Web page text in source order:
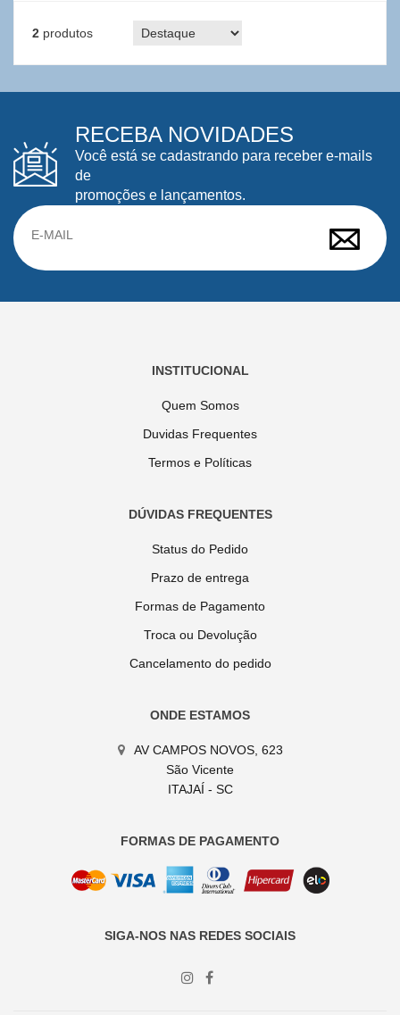
2 produtos
RECEBA NOVIDADES
Você está se cadastrando para receber e-mails
de
promoções e lançamentos.
INSTITUCIONAL
Quem Somos
Duvidas Frequentes
Termos e Políticas
DÚVIDAS FREQUENTES
Status do Pedido
Prazo de entrega
Formas de Pagamento
Troca ou Devolução
Cancelamento do pedido
ONDE ESTAMOS
AV CAMPOS NOVOS, 623
São Vicente
ITAJAÍ - SC
FORMAS DE PAGAMENTO
SIGA-NOS NAS REDES SOCIAIS